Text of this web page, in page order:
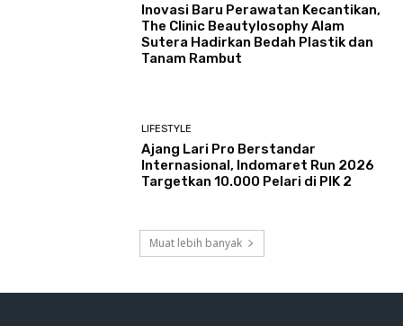
Inovasi Baru Perawatan Kecantikan,
The Clinic Beautylosophy Alam
Sutera Hadirkan Bedah Plastik dan
Tanam Rambut
LIFESTYLE
Ajang Lari Pro Berstandar
Internasional, Indomaret Run 2026
Targetkan 10.000 Pelari di PIK 2
Muat lebih banyak